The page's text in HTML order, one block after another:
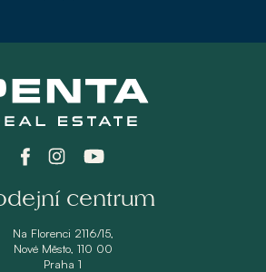
centrum
Na Florenci 2116/15,
Nové Město, 110 00
Praha 1